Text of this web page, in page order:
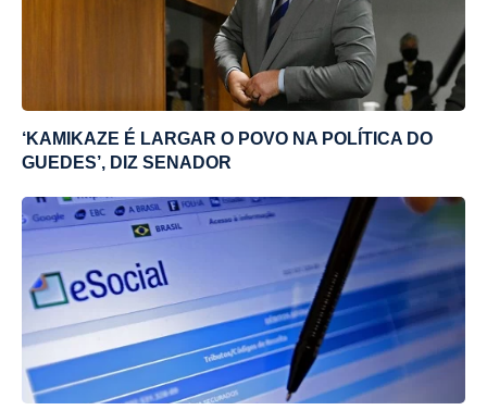
‘KAMIKAZE É LARGAR O POVO NA POLÍTICA DO
GUEDES’, DIZ SENADOR